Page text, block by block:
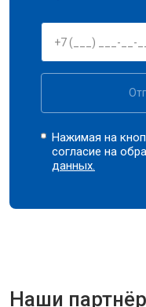
Нажимая на
согласие на
данных.
Наши